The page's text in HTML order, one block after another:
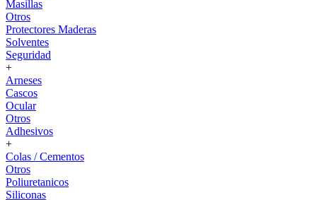
Masillas
Otros
Protectores Maderas
Solventes
Seguridad
+
Arneses
Cascos
Ocular
Otros
Adhesivos
+
Colas / Cementos
Otros
Poliuretanicos
Siliconas